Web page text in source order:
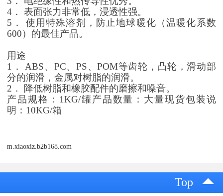
4 ． 表面张力非常低，浸透性强。
5 ． 使用特殊溶剂，防止地球暖化（温暖化系数
600）的最佳产品。
用途
1 ． ABS、PC、PS、POM等齿轮，凸轮，滑动部
分的润滑，金属对树脂的润滑。
2 ． 降低树脂和橡胶配件的磨擦和噪音。
产品规格：1KG/罐产品数量：大量现货包装说
明：10KG/箱
m.xiaoxiz.b2b168.com
Top